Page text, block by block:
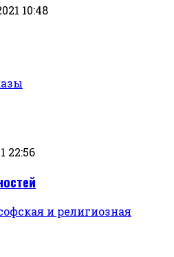
10:48
22:56
и религиозная